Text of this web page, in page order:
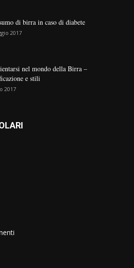
di birra in caso di diabete
2017
nel mondo della Birra –
e stili
2017